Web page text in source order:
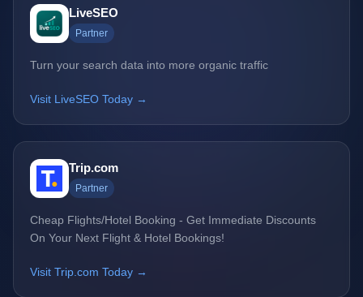
LiveSEO
Partner
Turn your search data into more organic traffic
Visit LiveSEO Today →
Trip.com
Partner
Cheap Flights/Hotel Booking - Get Immediate Discounts
On Your Next Flight & Hotel Bookings!
Visit Trip.com Today →